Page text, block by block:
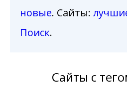
новые. Сайты:
Поиск.
Сайты с